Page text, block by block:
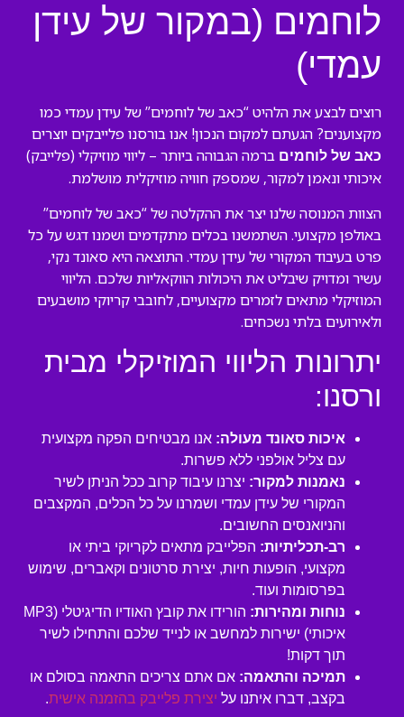
לוחמים (במקור של עידן
עמדי)
רוצים לבצע את הלהיט “כאב של לוחמים” של עידן עמדי כמו
מקצוענים? הגעתם למקום הנכון! אנו בורסנו פלייבקים יוצרים
כאב של לוחמים ברמה הגבוהה ביותר – ליווי מוזיקלי (פלייבק)
איכותי ונאמן למקור, שמספק חוויה מוזיקלית מושלמת.
הצוות המנוסה שלנו יצר את ההקלטה של “כאב של לוחמים”
באולפן מקצועי. השתמשנו בכלים מתקדמים ושמנו דגש על כל
פרט בעיבוד המקורי של עידן עמדי. התוצאה היא סאונד נקי,
עשיר ומדויק שיבליט את היכולות הווקאליות שלכם. הליווי
המוזיקלי מתאים לזמרים מקצועיים, לחובבי קריוקי מושבעים
ולאירועים בלתי נשכחים.
יתרונות הליווי המוזיקלי מבית
ורסנו:
איכות סאונד מעולה: אנו מבטיחים הפקה מקצועית
עם צליל אולפני ללא פשרות.
נאמנות למקור: יצרנו עיבוד קרוב ככל הניתן לשיר
המקורי של עידן עמדי ושמרנו על כל הכלים, המקצבים
והניואנסים החשובים.
רב-תכליתיות: הפלייבק מתאים לקריוקי ביתי או
מקצועי, הופעות חיות, יצירת סרטונים וקאברים, שימוש
בפרסומות ועוד.
נוחות ומהירות:
הורידו את קובץ האודיו הדיגיטלי (MP3
איכותי) ישירות למחשב או לנייד שלכם והתחילו לשיר
תוך דקות!
תמיכה והתאמה: אם אתם צריכים התאמה בסולם או
בקצב, דברו איתנו על יצירת פלייבק בהזמנה אישית.